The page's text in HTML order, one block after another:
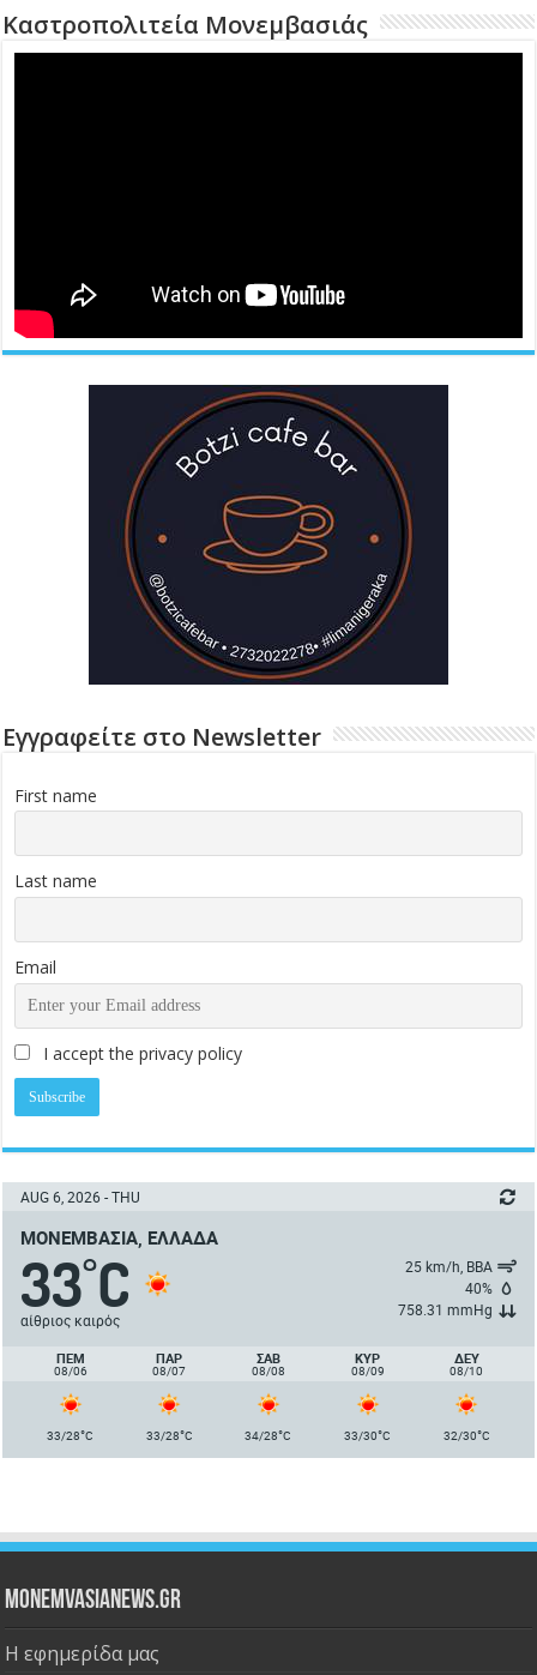
Καστροπολιτεία Μονεμβασιάς
Εγγραφείτε στο Newsletter
First name
Last name
Email
I accept the privacy policy
AUG 6, 2026 - THU
ΜΟΝΕΜΒΑΣΙΆ, ΕΛΛΆΔΑ
33°C
αίθριος καιρός
25 km/h, ΒΒΑ
40%
758.31 mmHg
ΠΈΜ
08/06
ΠΑΡ
08/07
ΣΑΒ
08/08
ΚΥΡ
08/09
ΔΕΥ
08/10
33/28°C 33/28°C 34/28°C 33/30°C 32/30°C
Monemvasianews.gr
Η εφημερίδα μας